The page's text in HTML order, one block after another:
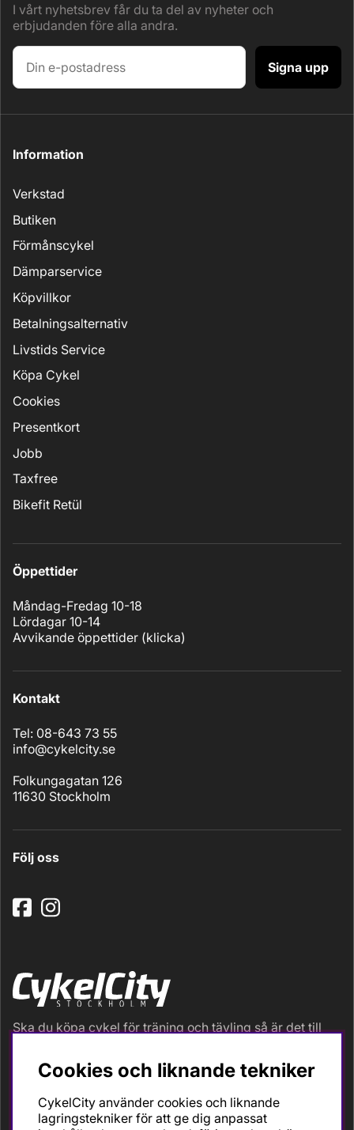
I vårt nyhetsbrev får du ta del av nyheter och
erbjudanden före alla andra.
Signa upp
Information
Verkstad
Butiken
Förmånscykel
Dämparservice
Köpvillkor
Betalningsalternativ
Livstids Service
Köpa Cykel
Cookies
Presentkort
Jobb
Taxfree
Bikefit Retül
Öppettider
Måndag-Fredag 10-18
Lördagar 10-14
Avvikande öppettider (klicka)
Kontakt
Tel: 08-643 73 55
info@cykelcity.se
Folkungagatan 126
11630 Stockholm
Följ oss
Ska du köpa cykel för träning och tävling så är det till
Vi är en mycket personlig cykelaffär med hög
servicegrad och alla vi som jobbar är inbitna cyklister
och dess produkter. Gör din bästa cykelaffär på
CykelCity!
Cookies och liknande tekniker
CykelCity använder cookies och liknande
lagringstekniker för att ge dig anpassat